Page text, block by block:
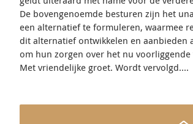
De bovengenoemde besturen zijn het
een alternatief te formuleren, waarmee
dit alternatief ontwikkelen en aanbieden
om hun zorgen over het nu
Met vriendelijke groet. Wordt vervolgd….